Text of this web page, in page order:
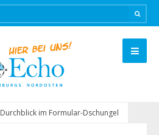
Durchblick im Formular-Dschungel